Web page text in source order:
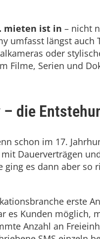
mieten ist in – nicht
umfasst längst auch
oder
Filme, Serien und
die
schon im 17.
Dauerverträgen
ging es dann aber so
erste
es Kunden möglich,
Anzahl an